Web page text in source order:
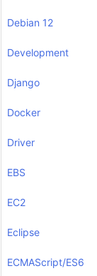
Debian 12
Development
Django
Docker
Driver
EBS
EC2
Eclipse
ECMAScript/ES6